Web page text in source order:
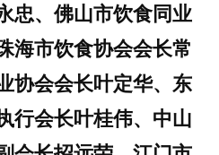
忠、佛山市饮食同业
海市饮食协会会长常
协会会长叶定华、东
行会长叶桂伟、中山